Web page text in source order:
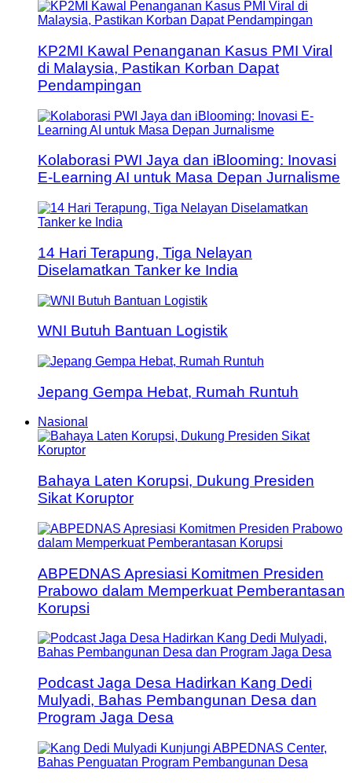
KP2MI Kawal Penanganan Kasus PMI Viral
di Malaysia, Pastikan Korban Dapat
Pendampingan
Kolaborasi PWI Jaya dan iBlooming: Inovasi
E-Learning AI untuk Masa Depan Jurnalisme
14 Hari Terapung, Tiga Nelayan
Diselamatkan Tanker ke India
WNI Butuh Bantuan Logistik
Jepang Gempa Hebat, Rumah Runtuh
Nasional
Bahaya Laten Korupsi, Dukung Presiden
Sikat Koruptor
ABPEDNAS Apresiasi Komitmen Presiden
Prabowo dalam Memperkuat Pemberantasan
Korupsi
Podcast Jaga Desa Hadirkan Kang Dedi
Mulyadi, Bahas Pembangunan Desa dan
Program Jaga Desa